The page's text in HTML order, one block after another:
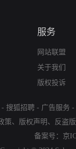
服务
网站联盟
关于我们
版权投诉
- 搜狐招聘 - 广告服务 -
策、 版权声明 、 反盗
备案号： 京